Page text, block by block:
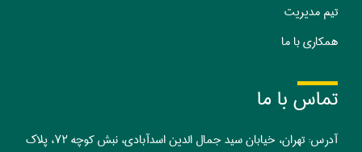
تماس با ما
آدرس: تهران، خیابان سید جمال الدین اسدآبادی، نبش کوچه ۷۲، پلاک
تیم مدیریت
همکاری با ما